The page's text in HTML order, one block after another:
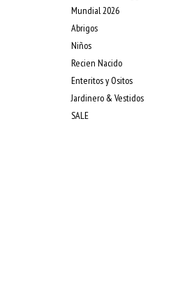
Mundial 2026
Abrigos
Niños
Recien Nacido
Enteritos y Ositos
Jardinero & Vestidos
SALE